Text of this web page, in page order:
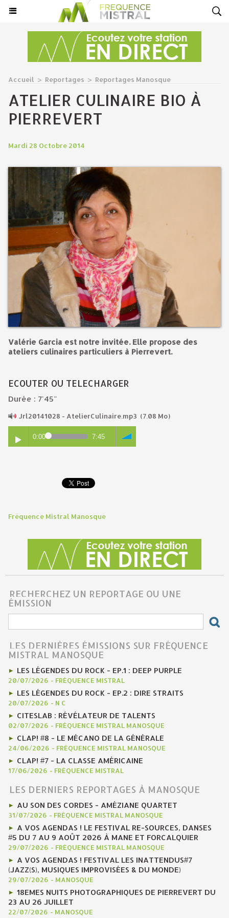
Accueil > Reportages > Reportages Manosque
ATELIER CULINAIRE BIO À
PIERREVERT
Mardi 28 Octobre 2014
Valérie Garcia est notre invitée. Elle propose des
ateliers culinaires particuliers à Pierrevert.
ECOUTER OU TELECHARGER
Durée : 7'45"
Jrl20141028 - AtelierCulinaire.mp3 (7.08 Mo)
0:00 7:45
Fréquence Mistral Manosque
RECHERCHEZ UN REPORTAGE OU UNE
ÉMISSION
LES DERNIÈRES ÉMISSIONS SUR FRÉQUENCE
MISTRAL MANOSQUE
LES LÉGENDES DU ROCK - EP.1 : DEEP PURPLE
20/07/2026 - FRÉQUENCE MISTRAL
LES LÉGENDES DU ROCK - EP.2 : DIRE STRAITS
20/07/2026 - N C
CITESLAB : RÉVÉLATEUR DE TALENTS
02/07/2026 - FRÉQUENCE MISTRAL MANOSQUE
CLAP! #8 - LE MÉCANO DE LA GÉNÉRALE
24/06/2026 - FRÉQUENCE MISTRAL MANOSQUE
CLAP! #7 - LA CLASSE AMÉRICAINE
17/06/2026 - FRÉQUENCE MISTRAL
LES DERNIERS REPORTAGES À MANOSQUE
AU SON DES CORDES - AMÉZIANE QUARTET
31/07/2026 - FRÉQUENCE MISTRAL MANOSQUE
A VOS AGENDAS ! LE FESTIVAL RE-SOURCES, DANSES
#5 DU 7 AU 9 AOÛT 2026 À MANE ET FORCALQUIER
29/07/2026 - FRÉQUENCE MISTRAL MANOSQUE
A VOS AGENDAS ! FESTIVAL LES INATTENDUS#7
(JAZZ(S), MUSIQUES IMPROVISÉES & DU MONDE)
29/07/2026 - MANOSQUE
18EMES NUITS PHOTOGRAPHIQUES DE PIERREVERT DU
23 AU 26 JUILLET
22/07/2026 - MANOSQUE